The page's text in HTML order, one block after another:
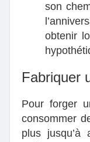
son
obtenir
Fabriquer
Pour forger
consommer
plus jusqu’à